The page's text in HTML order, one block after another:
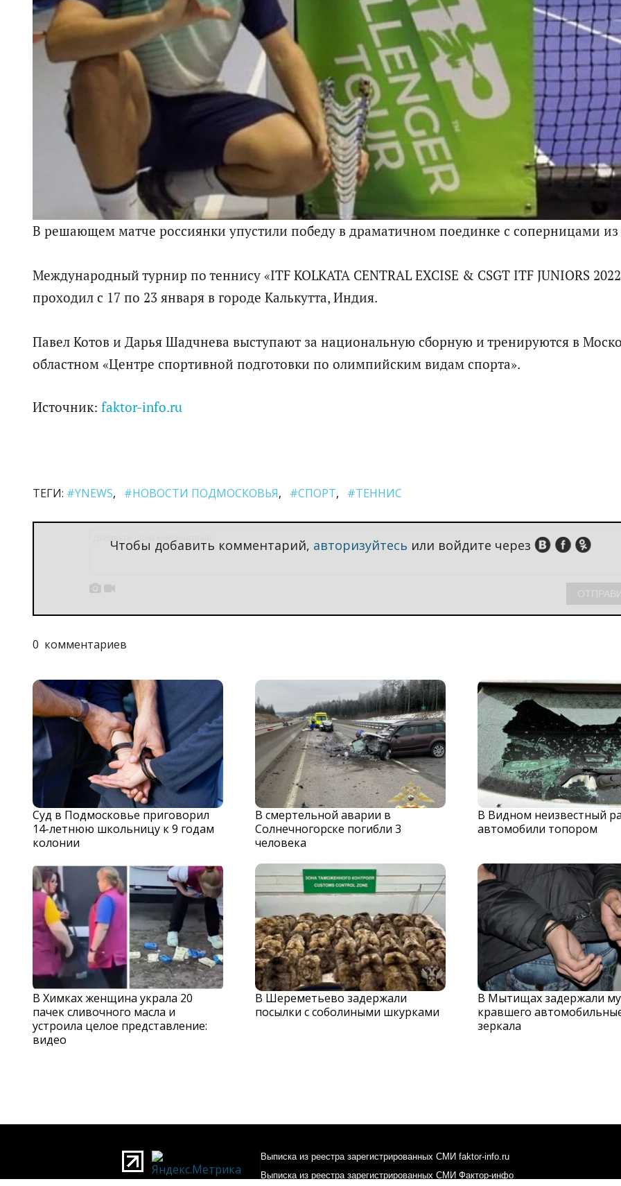
В решающем матче россиянки упустили победу в драматичном поединке с соперницами
Международный турнир по теннису «ITF KOLKATA CENTRAL EXCISE & CSGT ITF JUNIORS
проходил с 17 по 23 января в городе Калькутта, Индия.
Павел Котов и Дарья Шадчнева выступают за национальную сборную и тренируются в
областном «Центре спортивной подготовки по олимпийским видам спорта».
Источник: faktor-info.ru
ТЕГИ: #YNEWS #НОВОСТИ ПОДМОСКОВЬЯ #СПОРТ #ТЕННИС
Чтобы добавить комментарий, авторизуйтесь или войдите через
 
0 комментариев
Суд в Подмосковье приговорил
14-летнюю школьницу к 9 годам
колонии
В смертельной аварии в
Солнечногорске погибли 3
человека
В Видном неизвестный
автомобили топором
В Химках женщина украла 20
пачек сливочного масла и
устроила целое представление:
видео
В Шереметьево задержали
посылки с соболиными шкурками
В Мытищах задержали
кравшего
зеркала
Выписка из реестра зарегистрированных СМИ faktor-info.ru
Выписка из реестра зарегистрированных СМИ Фактор-инфо